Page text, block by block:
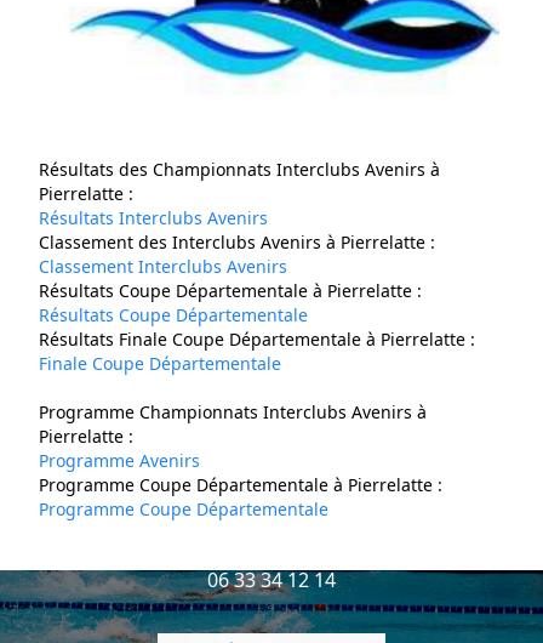
Accueil
Actualités
Clubs
Contact
Résultats des Championnats Interclubs Avenirs à
Pierrelatte :
Résultats Interclubs Avenirs
Classement des Interclubs Avenirs à Pierrelatte :
Classement Interclubs Avenirs
Résultats Coupe Départementale à Pierrelatte :
Résultats Coupe Départementale
Résultats Finale Coupe Départementale à Pierrelatte :
Finale Coupe Départementale
Programme Championnats Interclubs Avenirs à
Pierrelatte :
Programme Avenirs
Programme Coupe Départementale à Pierrelatte :
Programme Coupe Départementale
Nous contacter
Av. Pierre de Coubertin,
06 33 34 12 14